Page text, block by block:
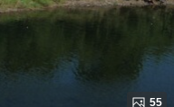
55